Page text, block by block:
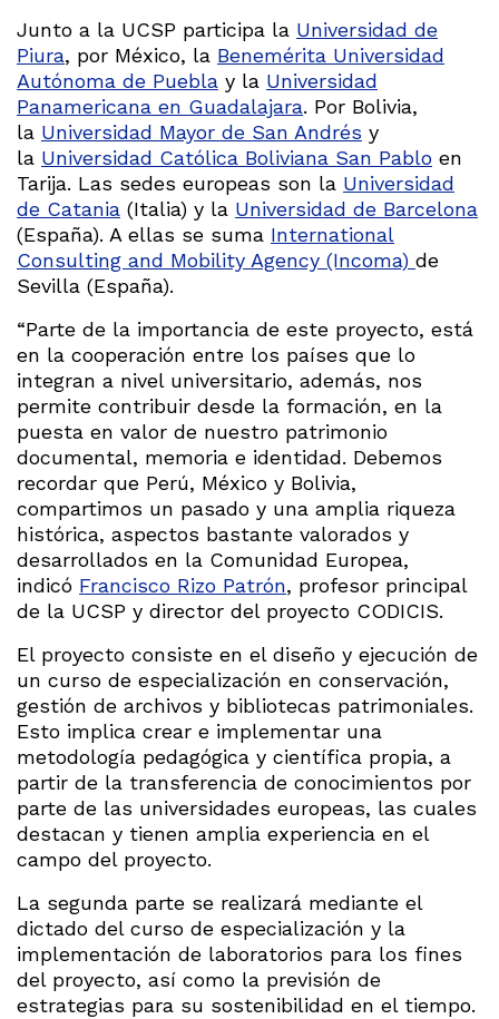
Junto a la UCSP participa la Universidad de
Piura, por México, la Benemérita Universidad
Autónoma de Puebla y la Universidad
Panamericana en Guadalajara. Por Bolivia,
la Universidad Mayor de San Andrés y
la Universidad Católica Boliviana San Pablo en
Tarija. Las sedes europeas son la Universidad
de Catania (Italia) y la Universidad de Barcelona
(España). A ellas se suma International
Consulting and Mobility Agency (Incoma) de
Sevilla (España).
“Parte de la importancia de este proyecto, está
en la cooperación entre los países que lo
integran a nivel universitario, además, nos
permite contribuir desde la formación, en la
puesta en valor de nuestro patrimonio
documental, memoria e identidad. Debemos
recordar que Perú, México y Bolivia,
compartimos un pasado y una amplia riqueza
histórica, aspectos bastante valorados y
desarrollados en la Comunidad Europea,
indicó Francisco Rizo Patrón, profesor principal
de la UCSP y director del proyecto CODICIS.
El proyecto consiste en el diseño y ejecución de
un curso de especialización en conservación,
gestión de archivos y bibliotecas patrimoniales.
Esto implica crear e implementar una
metodología pedagógica y científica propia, a
partir de la transferencia de conocimientos por
parte de las universidades europeas, las cuales
destacan y tienen amplia experiencia en el
campo del proyecto.
La segunda parte se realizará mediante el
dictado del curso de especialización y la
implementación de laboratorios para los fines
del proyecto, así como la previsión de
estrategias para su sostenibilidad en el tiempo.